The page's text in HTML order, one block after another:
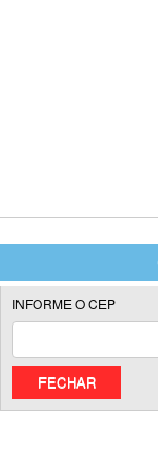
FECHAR